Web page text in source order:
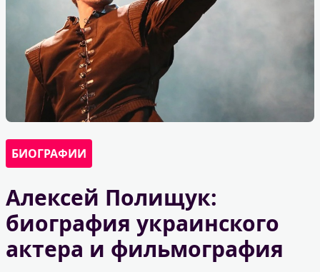
БИОГРАФИИ
Алексей Полищук:
биография украинского
актера и фильмография